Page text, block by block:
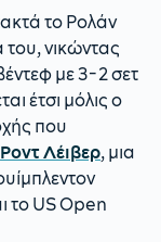
το Ρολάν
νικώντας
με 3-2 σετ
έτσι μόλις ο
που
Ροντ Λέιβερ, μια
το US Open